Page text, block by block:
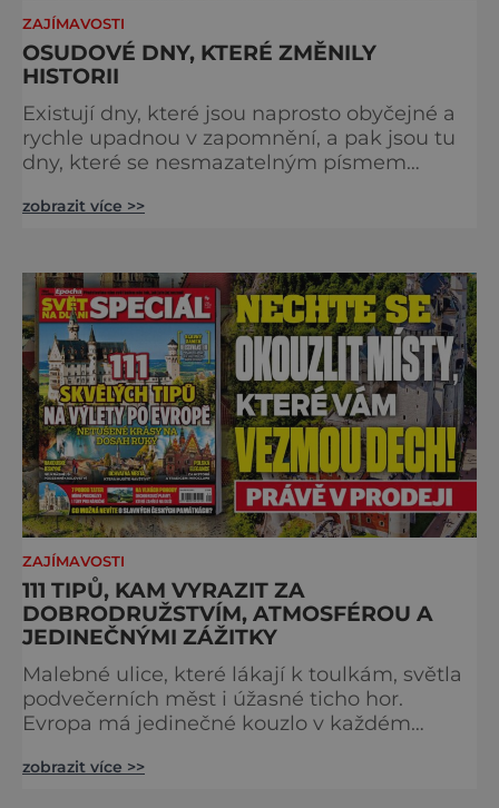
ZAJÍMAVOSTI
OSUDOVÉ DNY, KTERÉ ZMĚNILY
HISTORII
Existují dny, které jsou naprosto obyčejné a
rychle upadnou v zapomnění, a pak jsou tu
dny, které se nesmazatelným písmem
dojde k významnému objevu nebo děsivé
krážem. Je 10. dubna roku 49 př. n. l. a na
břehu říčky Rubikon pronáší Gaius Julius
Caesar svou slavnou vě
zobrazit více >>
ZAJÍMAVOSTI
111 TIPŮ, KAM VYRAZIT ZA
DOBRODRUŽSTVÍM, ATMOSFÉROU A
JEDINEČNÝMI ZÁŽITKY
Malebné ulice, které lákají k toulkám, světla
podvečerních měst i úžasné ticho hor.
Evropa má jedinečné kouzlo v každém
zve na cestu plnou inspirace, dobrodružství i
zobrazit více >>